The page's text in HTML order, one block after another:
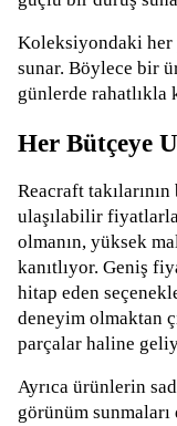
Koleksiyondaki her
sunar. Böylece bir
günlerde
Her Bütçeye
Reacraft
ulaşılabilir
olmanın, yüksek
kanıtlıyor. Geniş
hitap eden
deneyim olmaktan
parçalar haline
Ayrıca ürünlerin
görünüm